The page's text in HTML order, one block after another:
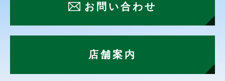
お問い合わせ
店舗案内